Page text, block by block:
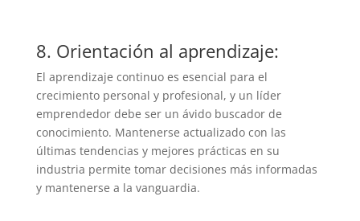
8. Orientación al aprendizaje:
El aprendizaje continuo es esencial para el
crecimiento personal y profesional, y un líder
emprendedor debe ser un ávido buscador de
conocimiento. Mantenerse actualizado con las
últimas tendencias y mejores prácticas en su
industria permite tomar decisiones más informadas
y mantenerse a la vanguardia.